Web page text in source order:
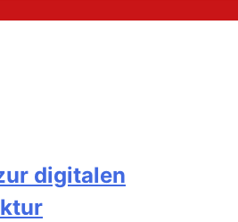
digitalen